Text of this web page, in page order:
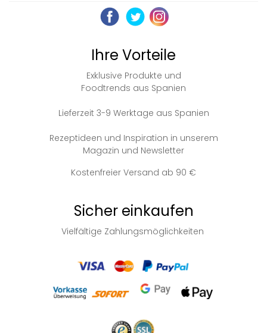
Ihre Vorteile
Exklusive Produkte und
Foodtrends aus Spanien
Lieferzeit 3-9 Werktage aus Spanien
Rezeptideen und Inspiration in unserem
Magazin und Newsletter
Kostenfreier Versand ab 90 €
Sicher einkaufen
Vielfältige Zahlungsmöglichkeiten